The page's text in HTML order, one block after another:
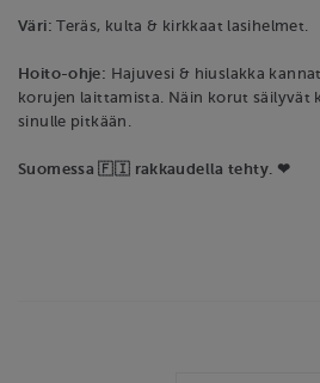
Väri: Teräs, kulta & kirkkaat lasihelmet.
Hoito-ohje: Hajuvesi & hiuslakka
korujen laittamista. Näin korut säilyvät
sinulle pitkään.
Suomessa 🇫🇮 rakkaudella tehty. ❤